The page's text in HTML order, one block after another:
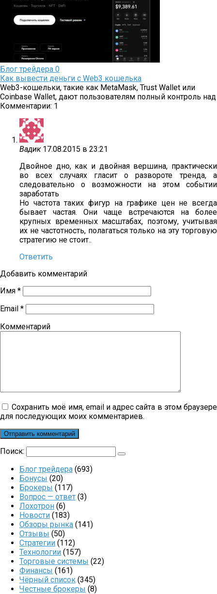
Блог трейдера 0
Как вывести деньги с Web3 кошелька
Web3-кошельки, такие как MetaMask, Trust Wallet или
Coinbase Wallet, дают пользователям полный контроль над
Комментарии: 1
Вадик 17.08.2015 в 23:21
Двойное дно, как и двойная вершина, практически
во всех случаях гласит о развороте тренда, а
следовательно о возможности на этом событии
заработать
Но частота таких фигур на графике цен не всегда
бывает частая. Они чаще встречаются на более
крупных временных масштабах, поэтому, учитывая
их не частотность, полагаться только на эту торговую
стратегию не стоит..
Ответить
Добавить комментарий
Имя *
Email *
Комментарий
Сохранить моё имя, email и адрес сайта в этом браузере
для последующих моих комментариев.
Поиск:
Блог трейдера (693)
Бонусы (20)
Брокеры (117)
Вопрос — ответ (3)
Лохотрон (6)
Новости (183)
Обзоры рынка (141)
Отзывы (50)
Стратегии (112)
Технологии (157)
Торговые системы (22)
Финансы (161)
Чёрный список (345)
Честные брокеры (8)